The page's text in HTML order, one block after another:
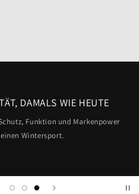
DAMALS WIE HEUTE
Funktion und Markenpower
Wintersport.